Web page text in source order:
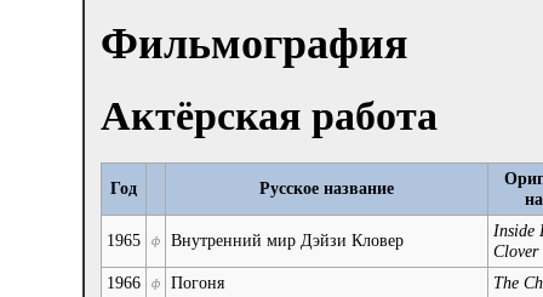
Фильмография
Актёрская работа
Год Русское название
1965 ф Внутренний мир Дэйзи Кловер
Inside
Clover
1966
ф Погоня The